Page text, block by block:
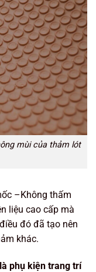
mùi của thảm lót
–Không thấm
liệu cao cấp mà
đó đã tạo nên
khác.
phụ kiện trang trí